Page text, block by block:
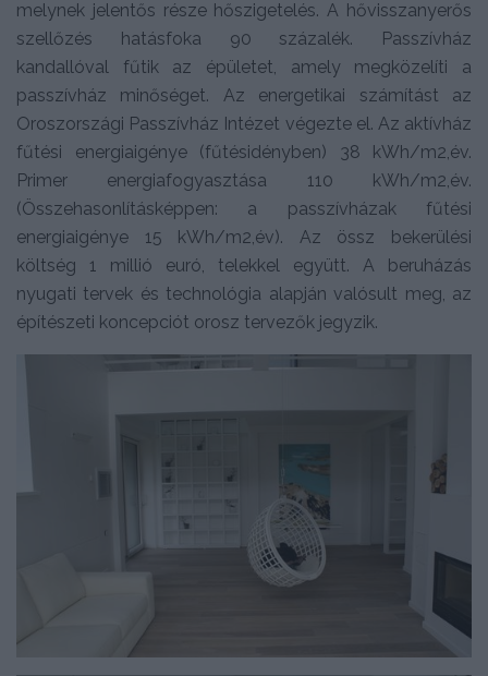
melynek jelentős része hőszigetelés. A hővisszanyerős
szellőzés hatásfoka 90 százalék. Passzívház
kandallóval fűtik az épületet, amely megközelíti a
passzívház minőséget. Az energetikai számítást az
Oroszországi Passzívház Intézet végezte el. Az aktívház
fűtési energiaigénye (fűtésidényben) 38 kWh/m2,év.
Primer energiafogyasztása 110 kWh/m2,év.
(Összehasonlításképpen: a passzívházak fűtési
energiaigénye 15 kWh/m2,év). Az össz bekerülési
költség 1 millió euró, telekkel együtt. A beruházás
nyugati tervek és technológia alapján valósult meg, az
építészeti koncepciót orosz tervezők jegyzik.